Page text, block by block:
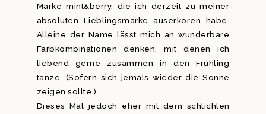
Marke mint&berry, die ich derzeit zu meiner
absoluten Lieblingsmarke auserkoren habe.
Alleine der Name lässt mich an wunderbare
Farbkombinationen denken, mit denen ich
liebend gerne zusammen in den Frühling
tanze. (Sofern sich jemals wieder die Sonne
zeigen sollte.)
Dieses Mal jedoch eher mit dem schlichten